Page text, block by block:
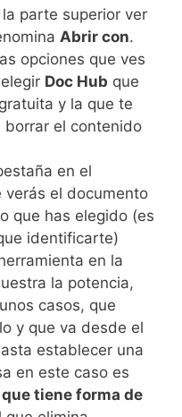
parte superior ver
Abrir con.
opciones que ves
Doc Hub que
y la que te
el contenido
en el
verás el documento
que has elegido (es
identificarte)
en la
la potencia,
casos, que
y que va desde el
establecer una
en este caso es
tiene forma de